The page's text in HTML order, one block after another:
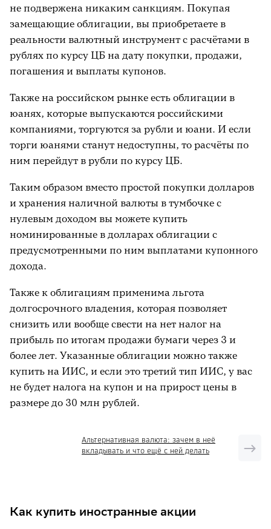
не подвержена никаким санкциям. Покупая
замещающие облигации, вы приобретаете в
реальности валютный инструмент с расчётами в
рублях по курсу ЦБ на дату покупки, продажи,
погашения и выплаты купонов.
Также на российском рынке есть облигации в
юанях, которые выпускаются российскими
компаниями, торгуются за рубли и юани. И если
торги юанями станут недоступны, то расчёты по
ним перейдут в рубли по курсу ЦБ.
Таким образом вместо простой покупки долларов
и хранения наличной валюты в тумбочке с
нулевым доходом вы можете купить
номинированные в долларах облигации с
предусмотренными по ним выплатами купонного
дохода.
Также к облигациям применима льгота
долгосрочного владения, которая позволяет
снизить или вообще свести на нет налог на
прибыль по итогам продажи бумаги через 3 и
более лет. Указанные облигации можно также
купить на ИИС, и если это третий тип ИИС, у вас
не будет налога на купон и на прирост цены в
размере до 30 млн рублей.
Альтернативная валюта: зачем в неё
вкладывать и что ещё с ней делать
Как купить иностранные акции